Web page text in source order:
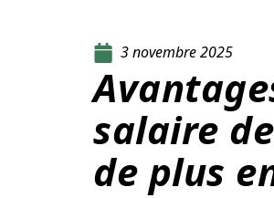
3 novembre 2025
salaire
de plus